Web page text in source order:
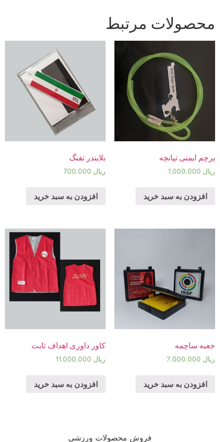
محصولات مرتبط
پرچم ایمنی تپانچه
ریال
افزودن به سبد خرید
بلایندر تفنگ
ریال
افزودن به سبد خرید
جعبه ساچمه
ریال
افزودن به سبد خرید
کاور داوری اهداف ثابت
ریال
افزودن به سبد خرید
فروش محصولات ورزشی